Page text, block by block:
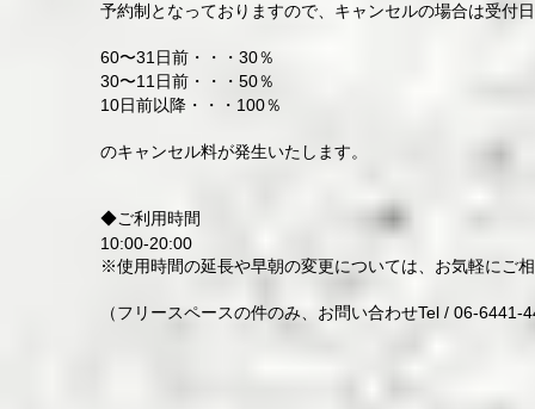
予約制となっておりますので、キャンセルの場合は受付
60〜31日前・・・30％
30〜11日前・・・50％
10日前以降・・・100％
のキャンセル料が発生いたします。
​◆ご利用時間
10:00-20:00
※使用時間の延長や早朝の変更については、お気軽に
（フリースペースの件のみ、 お問い合わせTel / 06-6441-